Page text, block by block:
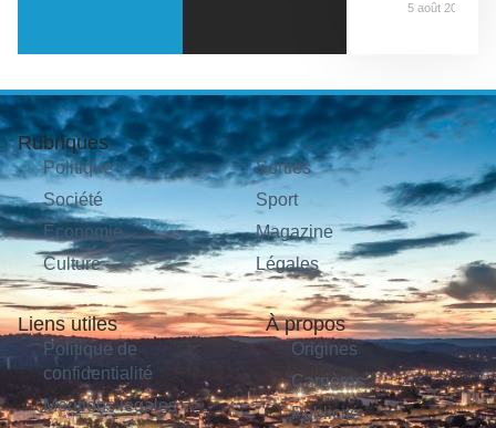
5 août 2026
Rubriques
Politique
Société
Économie
Culture
Sorties
Sport
Magazine
Légales
Liens utiles
Politique de
confidentialité
Mentions légales
À propos
Origines
Carrières
Publicité